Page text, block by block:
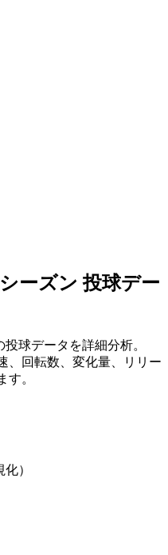
ーズン 投球デー
球データを詳細分析。
、回転数、変化量、リリー
す。
）